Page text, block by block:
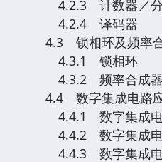
4.2.3 计数器／分
4.2.4 译码器
4.3 锁相环及频率
4.3.1 锁相环
4.3.2 频率合成器
4.4 数字集成电路
4.4.1 数字集成电
4.4.2 数字集成电
4.4.3 数字集成电